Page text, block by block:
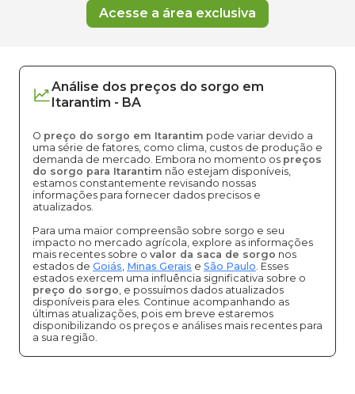
Acesse a área exclusiva
Análise dos preços do sorgo em
Itarantim - BA
O preço do sorgo em Itarantim pode variar devido a
uma série de fatores, como clima, custos de produção e
demanda de mercado. Embora no momento os preços
do sorgo para Itarantim não estejam disponíveis,
estamos constantemente revisando nossas
informações para fornecer dados precisos e
atualizados.
Para uma maior compreensão sobre sorgo e seu
impacto no mercado agrícola, explore as informações
mais recentes sobre o valor da saca de sorgo nos
estados de Goiás, Minas Gerais e São Paulo. Esses
estados exercem uma influência significativa sobre o
preço do sorgo, e possuímos dados atualizados
disponíveis para eles. Continue acompanhando as
últimas atualizações, pois em breve estaremos
disponibilizando os preços e análises mais recentes para
a sua região.